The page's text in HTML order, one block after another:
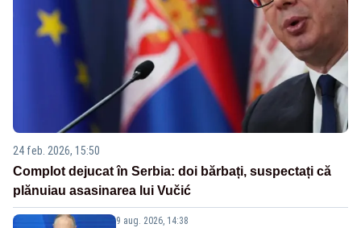
24 feb. 2026, 15:50
Complot dejucat în Serbia: doi bărbați, suspectați că
plănuiau asasinarea lui Vučić
9 aug. 2026, 14:38